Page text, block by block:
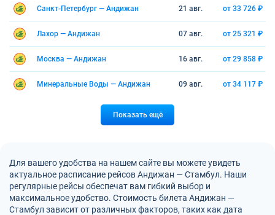
Санкт-Петербург — Андижан 21 авг. от 33 726 ₽
Лахор — Андижан 07 авг. от 25 321 ₽
Москва — Андижан 16 авг. от 29 858 ₽
Минеральные Воды — Андижан 09 авг. от 34 117 ₽
Показать ещё
Для вашего удобства на нашем сайте вы можете увидеть
актуальное расписание рейсов Андижан — Стамбул. Наши
регулярные рейсы обеспечат вам гибкий выбор и
максимальное удобство. Стоимость билета Андижан —
Стамбул зависит от различных факторов, таких как дата